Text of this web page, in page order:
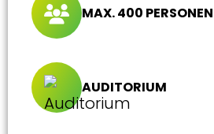
MAX. 400
AUDITORIUM